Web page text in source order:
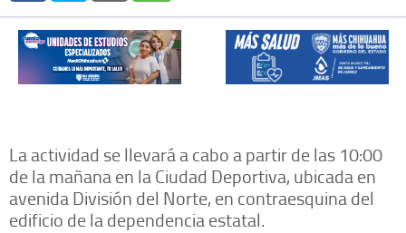
La actividad se llevará a cabo a partir de las 10:00
de la mañana en la Ciudad Deportiva, ubicada en
avenida División del Norte, en contraesquina del
edificio de la dependencia estatal.